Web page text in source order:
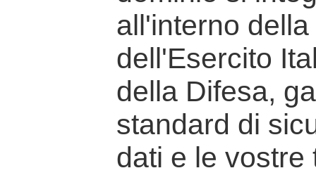
all'interno
dell'Esercito
della Difesa,
standard di
dati e le vostre